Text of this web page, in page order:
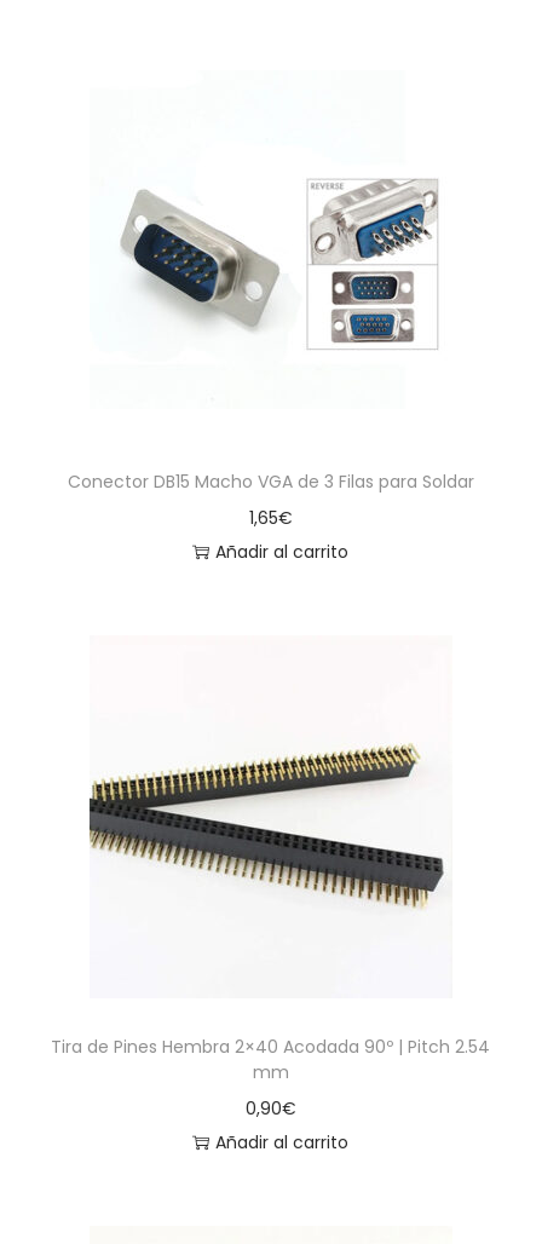
Conector DB15 Macho VGA de 3 Filas para Soldar
1,65€
Añadir al carrito
Tira de Pines Hembra 2×40 Acodada 90º | Pitch 2.54
mm
0,90€
Añadir al carrito